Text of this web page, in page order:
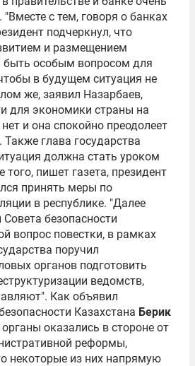
"Вместе с тем, говоря о банках
подчеркнул, что
и размещением
быть особым вопросом для
в будущем ситуация не
же, заявил Назарбаев,
для экономики страны на
и она спокойно преодолеет
глава государства
должна стать уроком
пишет газета, президент
принять меры по
в республике. "Далее
безопасности
вопрос повестки, в рамках
поручил
органов подготовить
ведомств,
Как объявил
Казахстана Берик
оказались в стороне от
реформы,
некоторые из них напрямую